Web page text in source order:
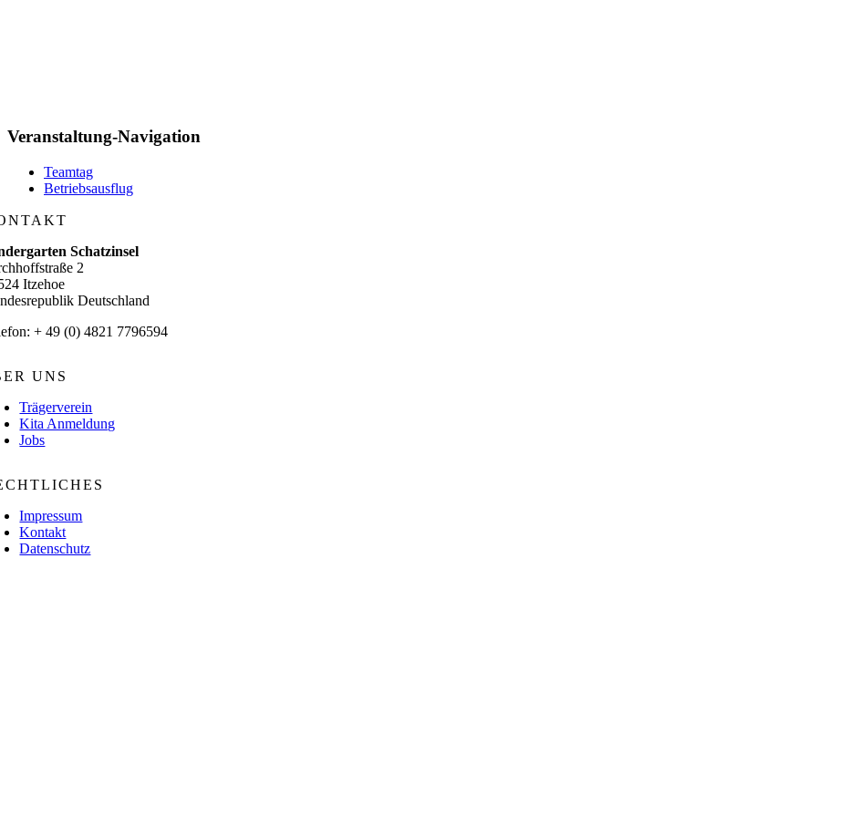
Veranstaltung-Navigation
Teamtag
Betriebsausflug
Schatzinsel
2
Itzehoe
Deutschland
+ 49 (0) 4821 7796594
UNS
Trägerverein
Kita Anmeldung
Jobs
Impressum
Kontakt
Datenschutz